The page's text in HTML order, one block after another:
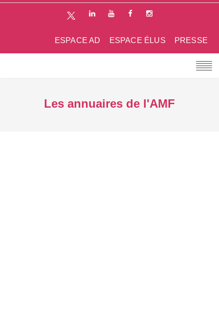
PRESSE
ESPACE ÉLUS
ESPACE AD
Les annuaires de l'AMF